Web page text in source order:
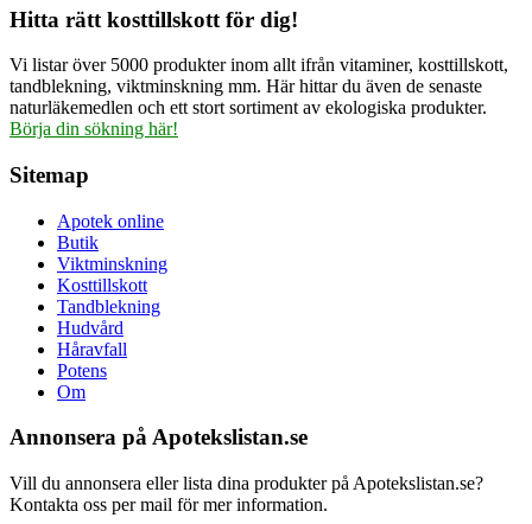
Hitta rätt kosttillskott för dig!
Vi listar över 5000 produkter inom allt ifrån vitaminer, kosttillskott,
tandblekning, viktminskning mm. Här hittar du även de senaste
naturläkemedlen och ett stort sortiment av ekologiska produkter.
Börja din sökning här!
Sitemap
Apotek online
Butik
Viktminskning
Kosttillskott
Tandblekning
Hudvård
Håravfall
Potens
Om
Annonsera på Apotekslistan.se
Vill du annonsera eller lista dina produkter på Apotekslistan.se?
Kontakta oss per mail för mer information.